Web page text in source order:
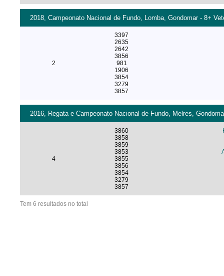
2018, Campeonato Nacional de Fundo, Lomba, Gondomar - 8+
2
3397
2635
2642
3856
981
1906
3854
3279
3857
2016, Regata e Campeonato Nacional de Fundo, Melres,
4
3860
3858
3859
3853
3855
3856
3854
3279
3857
Tem 6 resultados no total